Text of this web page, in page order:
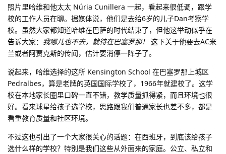
照片里哈维和他太太 Núria Cunillera 一起，看起来很低调，跟学
校的工作人员在聊。据媒体说，他们是去给6岁的儿子Dan考察学
校。虽然大家都知道哈维在巴萨的时代结束了，但他这举动似乎在
告诉大家： 我哪儿也不去，就待在巴塞罗那！ 这下关于他要去AC米
兰或者阿贾克斯的传闻，估计要消停一阵子了。
说起来，哈维选择的这所 Kensington School 在巴塞罗那上城区
Pedralbes，算是老牌的英国国际学校了，1966年就建校了。这学
校在本地家长圈里口碑一直不错，教学质量抓得紧，而且环境也很
好。看来球星给孩子选学校，思路跟我们普通家长也差不多，都是
看重教育质量和社区环境。
不过这也引出了一个大家很关心的话题：在西班牙，到底该给孩子
选什么样的学校？特别是我们这些从外面来的家庭。公立、私立和